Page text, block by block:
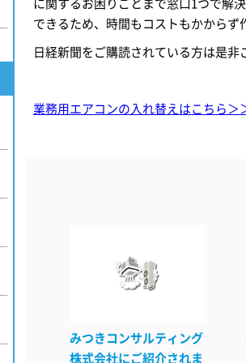
できるため、時間もコストもかからず
日経新聞をご購読されている方は是非
業務用エアコンの入れ替えはこちら＞
みつきコンサルティング
株式会社にご紹介されま